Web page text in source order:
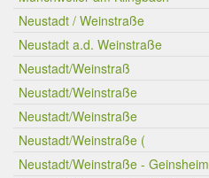
Neustadt / Weinstraße
Neustadt a.d. Weinstraße
Neustadt/Weinstraß
Neustadt/Weinstraße
Neustadt/Weinstraße
Neustadt/Weinstraße (
Neustadt/Weinstraße - Geinsheim